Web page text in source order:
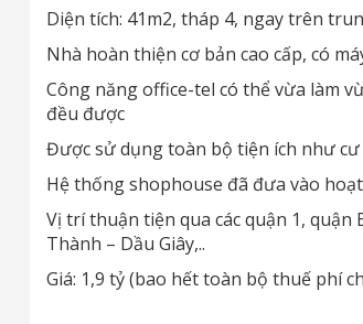
Diện tích: 41m2, tháp 4, ngay trên
Nhà hoàn thiện cơ bản cao cấp, có
Công năng office-tel có thể vừa làm
đều được
Được sử dụng toàn bộ tiện ích như
Hệ thống shophouse đã đưa vào
Vị trí thuận tiện qua các quận 1, quận
Thành – Dầu Giây,..
Giá: 1,9 tỷ (bao hết toàn bộ thuế phí